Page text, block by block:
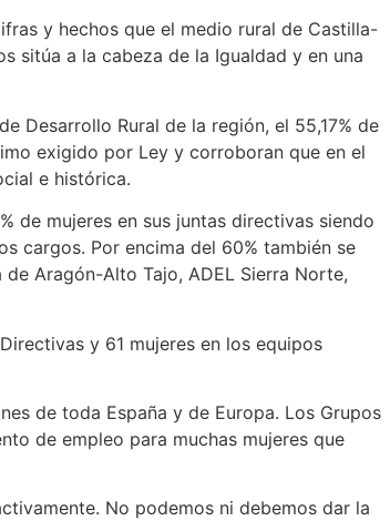
y hechos que el medio rural de Castilla-
sitúa a la cabeza de la Igualdad y en una
Desarrollo Rural de la región, el 55,17% de
exigido por Ley y corroboran que en el
e histórica.
de mujeres en sus juntas directivas siendo
cargos. Por encima del 60% también se
Aragón-Alto Tajo, ADEL Sierra Norte,
y 61 mujeres en los equipos
de toda España y de Europa. Los Grupos
de empleo para muchas mujeres que
No podemos ni debemos dar la